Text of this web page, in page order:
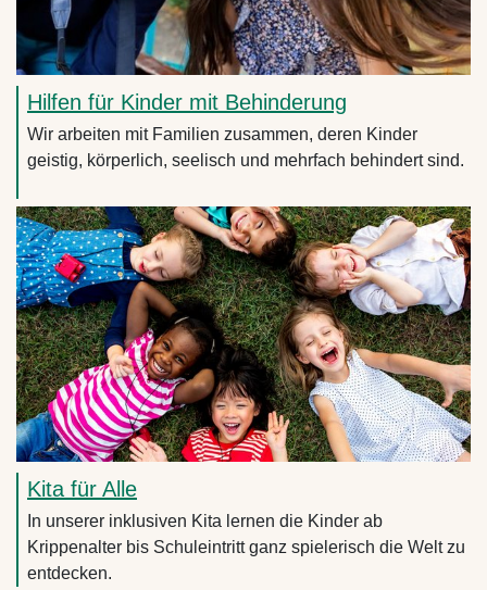
Hilfen für Kinder mit Behinderung
Wir arbeiten mit Familien zusammen, deren Kinder
geistig, körperlich, seelisch und mehrfach behindert sind.
Kita für Alle
In unserer inklusiven Kita lernen die Kinder ab
Krippenalter bis Schuleintritt ganz spielerisch die Welt zu
entdecken.